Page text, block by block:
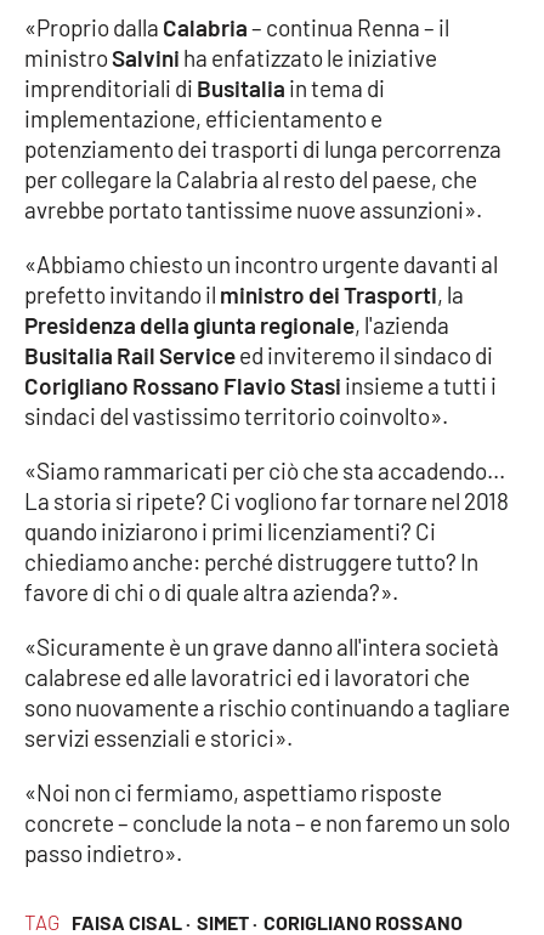
EDIZIONI
LOCALI
Catanzaro
Crotone
Vibo Valentia
Reggio Calabria
Cosenza
Lamezia Terme
PROGETTI
SPECIALI
Buona Sanità Calabria
CALABRIAVISIONE
Eventi
TAG FAISA CISAL · SIMET · CORIGLIANO ROSSANO
«Proprio dalla Calabria– continua Renna – il
ministroSalvini ha enfatizzato le iniziative
imprenditoriali di Busitalia in tema di
implementazione, efficientamento e
potenziamento dei trasporti di lunga percorrenza
per collegare la Calabria al resto del paese, che
avrebbe portato tantissime nuove assunzioni».
«Abbiamo chiesto un incontro urgente davanti al
prefetto invitando il ministro dei Trasporti, la
Presidenza della giunta regionale, l'azienda
Busitalia Rail Serviceed inviteremo il sindaco di
Corigliano Rossano Flavio Stasi insieme a tutti i
sindaci del vastissimo territorio coinvolto».
«Siamo rammaricati per ciò che sta accadendo...
La storia si ripete? Ci vogliono far tornare nel 2018
quando iniziarono i primi licenziamenti? Ci
chiediamo anche: perché distruggere tutto? In
favore di chi o di quale altra azienda?».
«Sicuramente è un grave danno all'intera società
calabrese ed alle lavoratrici ed i lavoratori che
sono nuovamente a rischio continuando a tagliare
servizi essenziali e storici».
«Noi non ci fermiamo, aspettiamo risposte
concrete – conclude la nota – e non faremo un solo
passo indietro».